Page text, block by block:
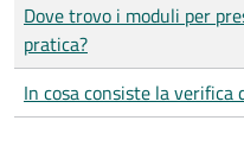
Dove trovo i moduli per
pratica?
In cosa consiste la verifica